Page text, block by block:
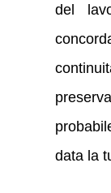
del
data la